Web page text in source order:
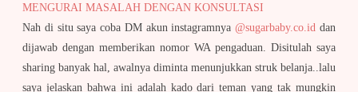
MENGURAI MASALAH DENGAN KONSULTASI
Nah di situ saya coba DM akun instagramnya@sugarbaby.co.id dan
dijawab dengan memberikan nomor WA pengaduan. Disitulah saya
sharing banyak hal, awalnya diminta menunjukkan struk belanja..lalu
saya jelaskan bahwa ini adalah kado dari teman yang tak mungkin